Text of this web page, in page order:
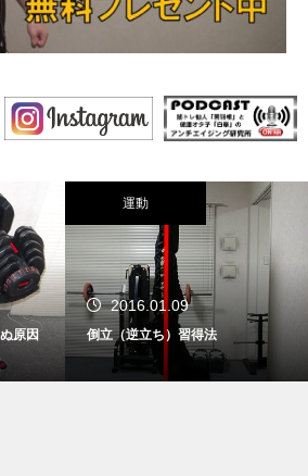
2014.10.20
【動画】身体能力を高めて万病
治す3種の逆立ち